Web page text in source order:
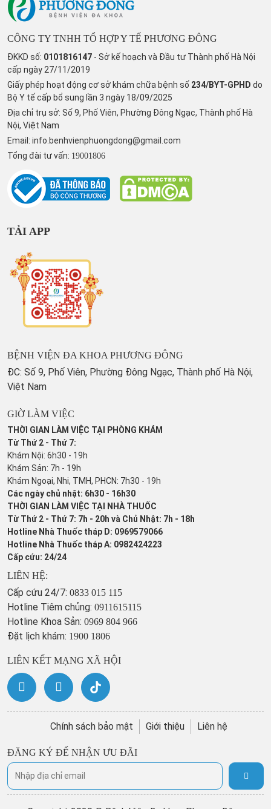
CÔNG TY TNHH TỔ HỢP Y TẾ PHƯƠNG ĐÔNG
ĐKKD số: 0101816147 - Sở kế hoạch và Đầu tư Thành phố Hà Nội
cấp ngày 27/11/2019
Giấy phép hoạt động cơ sở khám chữa bệnh số 234/BYT-GPHD do
Bộ Y tế cấp bổ sung lần 3 ngày 18/09/2025
Địa chỉ trụ sở: Số 9, Phố Viên, Phường Đông Ngạc, Thành phố Hà
Nội, Việt Nam
Email: info.benhvienphuongdong@gmail.com
Tổng đài tư vấn: 19001806
TẢI APP
BỆNH VIỆN ĐA KHOA PHƯƠNG ĐÔNG
ĐC: Số 9, Phố Viên, Phường Đông Ngạc, Thành phố Hà Nội,
Việt Nam
GIỜ LÀM VIỆC
THỜI GIAN LÀM VIỆC TẠI PHÒNG KHÁM
Từ Thứ 2 - Thứ 7:
Khám Nội: 6h30 - 19h
Khám Sản: 7h - 19h
Khám Ngoại, Nhi, TMH, PHCN: 7h30 - 19h
Các ngày chủ nhật: 6h30 - 16h30
THỜI GIAN LÀM VIỆC TẠI NHÀ THUỐC
Từ Thứ 2 - Thứ 7: 7h - 20h và Chủ Nhật: 7h - 18h
Hotline Nhà Thuốc tháp D: 0969579066
Hotline Nhà Thuốc tháp A: 0982424223
Cấp cứu: 24/24
LIÊN HỆ:
Cấp cứu 24/7: 0833 015 115
Hotline Tiêm chủng: 0911615115
Hotline Khoa Sản: 0969 804 966
Đặt lịch khám: 1900 1806
LIÊN KẾT MẠNG XÃ HỘI
Chính sách bảo mật Giới thiệu Liên hệ
ĐĂNG KÝ ĐỂ NHẬN ƯU ĐÃI